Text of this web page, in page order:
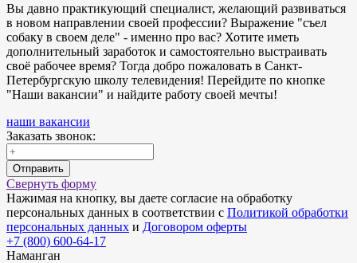
Вы давно практикующий специалист, желающий развиваться
в новом направлении своей профессии? Выражение "съел
собаку в своем деле" - именно про вас? Хотите иметь
дополнительный заработок и самостоятельно выстраивать
своё рабочее время? Тогда добро пожаловать в Санкт-
Петербургскую школу телевидения! Перейдите по кнопке
"Наши вакансии" и найдите работу своей мечты!
наши вакансии
Заказать звонок:
Отправить
Свернуть форму
Нажимая на кнопку, вы даете согласие на обработку
персональных данных в соответствии с Политикой обработки
персональных данных и Договором оферты
+7 (800) 600-64-17
Наманган